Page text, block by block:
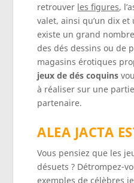
retrouver les figures,
valet, ainsi qu’un dix
existe un grand
des dés dessins ou de
magasins érotiques
jeux de dés coquins
à réaliser sur une
partenaire.
ALEA JACTA
Vous pensiez que les
désuets ? Détrompez-
exemples de célèbres